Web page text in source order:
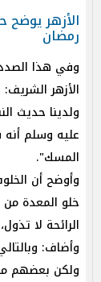
الأزهر
رمضان
وفي هذا
الأزهر
ولدينا حديث
عليه وسلم
المسك".
وأوضح أن
خلو المعدة
الرائحة لا
وأضاف:
ولكن بعضهم